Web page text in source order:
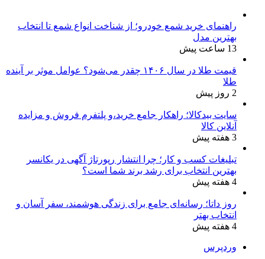
راهنمای خرید شمع خودرو؛ از شناخت انواع شمع تا انتخاب
بهترین مدل
13 ساعت پیش
قیمت طلا در سال ۱۴۰۶ چقدر می‌شود؟ عوامل موثر بر آینده
طلا
2 روز پیش
سایت بیدکالا؛ راهکار جامع خرید،و پلتفرم فروش و مزایده
آنلاین کالا
3 هفته پیش
تبلیغات کسب و کار؛ چرا انتشار رپورتاژ آگهی در یکانسر
بهترین انتخاب برای رشد برند شما است؟
4 هفته پیش
روز داتا؛ رسانه‌ای جامع برای زندگی هوشمند، سفر آسان و
انتخاب بهتر
4 هفته پیش
وردپرس